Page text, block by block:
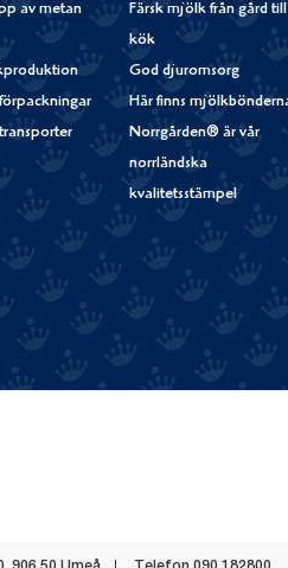
av metan
Färsk mjölk från gård till
kök
God djuromsorg
Här finns
Norrgården® är vår
norrländska
kvalitetsstämpel